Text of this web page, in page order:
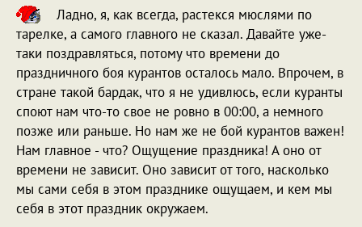
Ладно, я, как всегда, растекся мюслями по
тарелке, а самого главного не сказал. Давайте уже-
таки поздравляться, потому что времени до
праздничного боя курантов осталось мало. Впрочем, в
стране такой бардак, что я не удивлюсь, если куранты
споют нам что-то свое не ровно в 00:00, а немного
позже или раньше. Но нам же не бой курантов важен!
Нам главное - что? Ощущение праздника! А оно от
времени не зависит. Оно зависит от того, насколько
мы сами себя в этом празднике ощущаем, и кем мы
себя в этот праздник окружаем.